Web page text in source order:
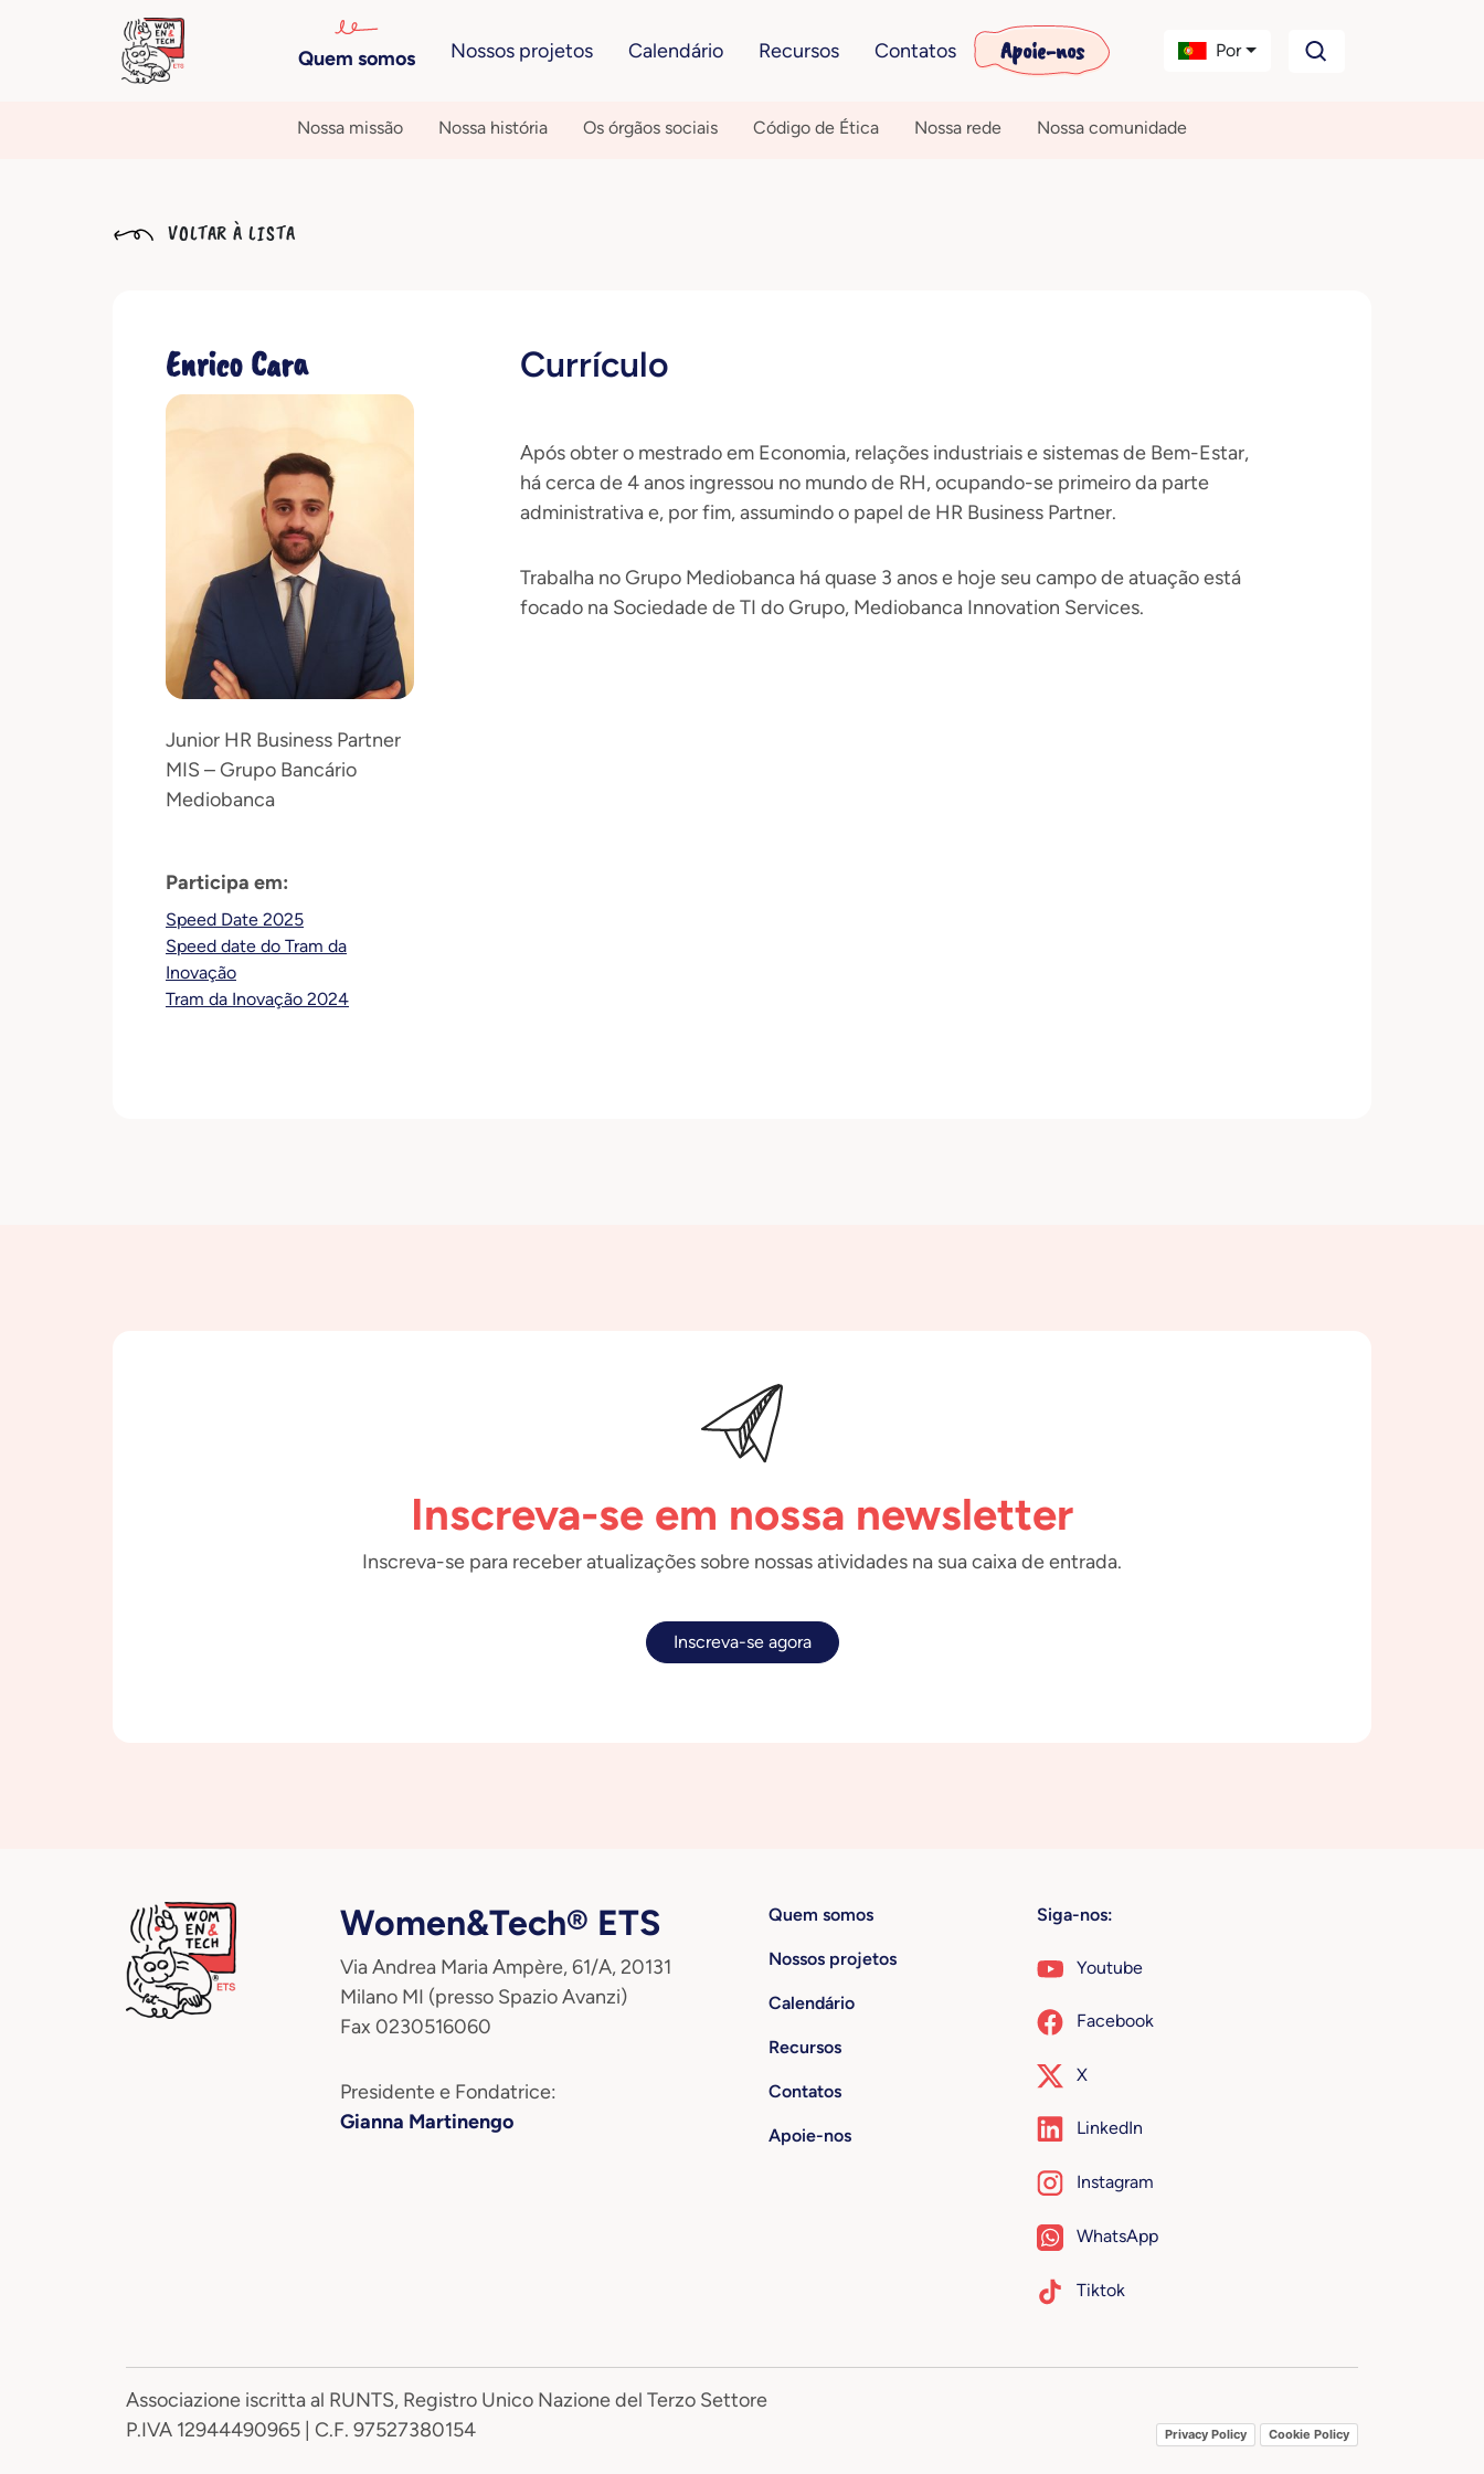
Quem somos Nossos projetos Calendário Recursos Contatos Apoie-nos Por
Nossa missão Nossa história Os órgãos sociais Código de Ética Nossa rede Nossa comunidade
VOLTAR À LISTA
Enrico Cara
Junior HR Business Partner
MIS – Grupo Bancário
Mediobanca
Participa em:
Speed Date 2025
Speed date do Tram da
Inovação
Tram da Inovação 2024
Currículo
Após obter o mestrado em Economia, relações industriais e sistemas de Bem-Estar,
há cerca de 4 anos ingressou no mundo de RH, ocupando-se primeiro da parte
administrativa e, por fim, assumindo o papel de HR Business Partner.
Trabalha no Grupo Mediobanca há quase 3 anos e hoje seu campo de atuação está
focado na Sociedade de TI do Grupo, Mediobanca Innovation Services.
Inscreva-se em nossa newsletter
Inscreva-se para receber atualizações sobre nossas atividades na sua caixa de entrada.
Inscreva-se agora
Women&Tech® ETS
Via Andrea Maria Ampère, 61/A, 20131
Milano MI (presso Spazio Avanzi)
Fax 0230516060
Presidente e Fondatrice:
Gianna Martinengo
Quem somos
Nossos projetos
Calendário
Recursos
Contatos
Apoie-nos
Siga-nos:
Youtube
Facebook
X
LinkedIn
Instagram
WhatsApp
Tiktok
Associazione iscritta al RUNTS, Registro Unico Nazione del Terzo Settore
P.IVA 12944490965 | C.F. 97527380154
Privacy Policy Cookie Policy